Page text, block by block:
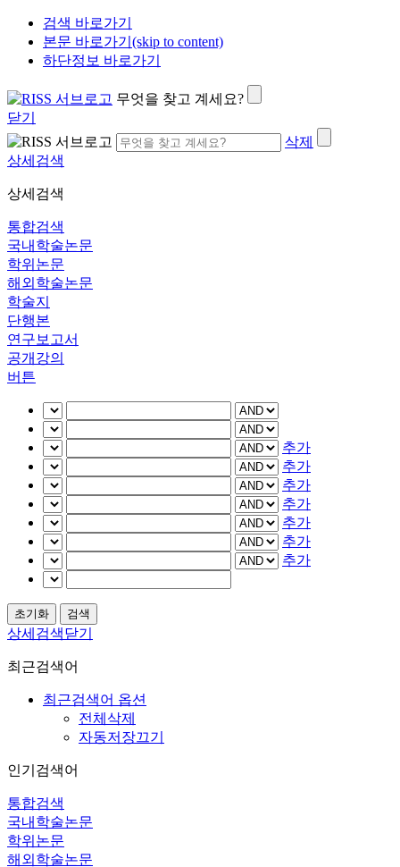
검색 바로가기
본문 바로가기(skip to content)
하단정보 바로가기
무엇을 찾고 계세요?
닫기
삭제
상세검색
상세검색
통합검색
국내학술논문
학위논문
해외학술논문
학술지
단행본
연구보고서
공개강의
버튼
추가
추가
추가
추가
추가
추가
추가
상세검색닫기
최근검색어
최근검색어 옵션
전체삭제
자동저장끄기
인기검색어
통합검색
국내학술논문
학위논문
해외학술논문